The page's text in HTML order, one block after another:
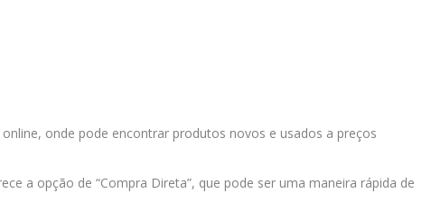
onde pode encontrar produtos novos e usados a preços
a opção de “Compra Direta”, que pode ser uma maneira rápida de